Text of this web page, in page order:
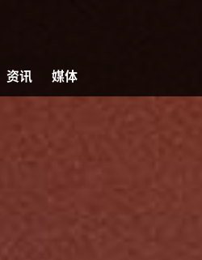
资讯 媒体